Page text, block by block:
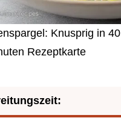
Knusprig in 40
Rezeptkarte